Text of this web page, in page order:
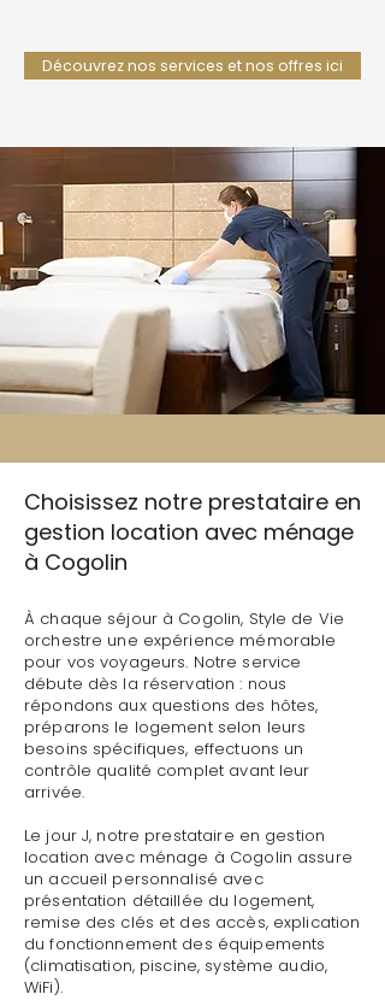
Découvrez nos services et nos offres ici
Choisissez notre prestataire en
gestion location avec ménage
à Cogolin
À chaque séjour à Cogolin, Style de Vie
orchestre une expérience mémorable
pour vos voyageurs. Notre service
débute dès la réservation : nous
répondons aux questions des hôtes,
préparons le logement selon leurs
besoins spécifiques, effectuons un
contrôle qualité complet avant leur
arrivée.
Le jour J, notre prestataire en gestion
location avec ménage à Cogolin assure
un accueil personnalisé avec
présentation détaillée du logement,
remise des clés et des accès, explication
du fonctionnement des équipements
(climatisation, piscine, système audio,
WiFi).